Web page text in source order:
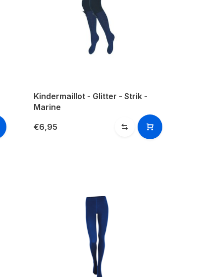
Kindermaillot - Glitter - Strik -
Marine
€6,95